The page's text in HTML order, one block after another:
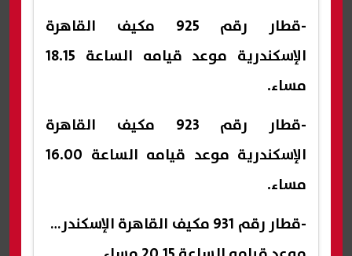
-قطار رقم 925 مكيف القاهرة
الإسكندرية موعد قيامه الساعة 18.15
مساء.
-قطار رقم 923 مكيف القاهرة
الإسكندرية موعد قيامه الساعة 16.00
مساء.
-قطار رقم 931 مكيف القاهرة الإسكندرية